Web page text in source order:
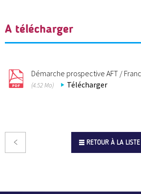
A télécharger
Démarche prospective AFT /
(4.52 Mo) Télécharger
RETOUR À LA LISTE